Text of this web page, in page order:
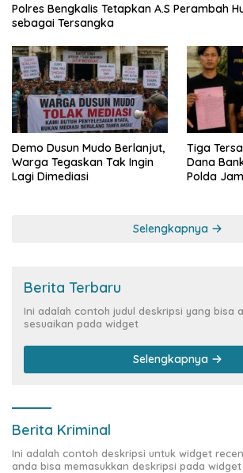
Polres Bengkalis Tetapkan A.S Perambah
sebagai Tersangka
Demo Dusun Mudo Berlanjut,
Warga Tegaskan Tak Ingin
Lagi Dimediasi
Tiga
Dana
Polda
Selengkapnya
Berita Terbaru
Ini adalah contoh judul deskripsi yang bisa
sesuaikan pada widget
Selengkapnya
Berita Kriminal
Ini adalah contoh deskripsi untuk widget
anda bisa memasukkan deskripsi pada widget